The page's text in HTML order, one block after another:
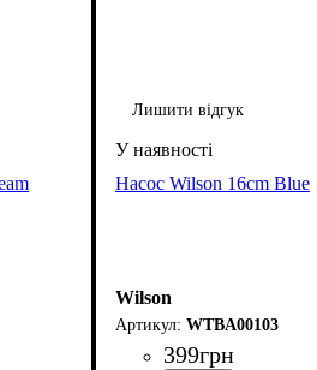
Лишити відгук
Насос Wilson 16cm Blue
Wilson
WTBA00103
399грн